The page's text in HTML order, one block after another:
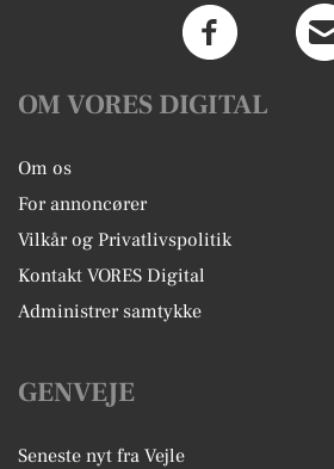
OM VORES DIGITAL
Om os
For annoncører
Vilkår og Privatlivspolitik
Kontakt VORES Digital
Administrer samtykke
GENVEJE
Seneste nyt fra Vejle